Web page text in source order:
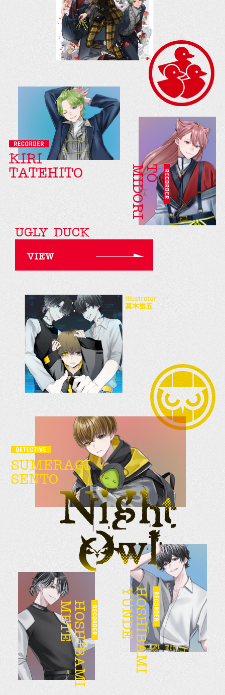
KIRI
TATEHITO
TO
MIDORI
UGLY DUCK
VIEW
SUMERAGI
SENTO
HOSHIBAMI
METE HOSHIBAMI
YUNDE